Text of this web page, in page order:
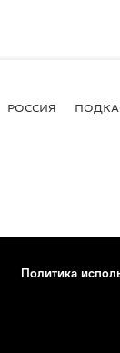
РОССИЯ
Политика